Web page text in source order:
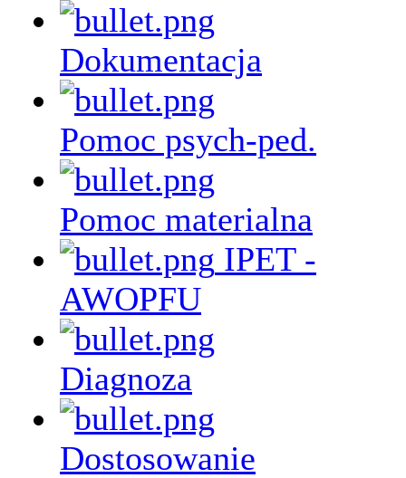
Dokumentacja
Pomoc psych-ped.
Pomoc materialna
IPET -
AWOPFU
Diagnoza
Dostosowanie